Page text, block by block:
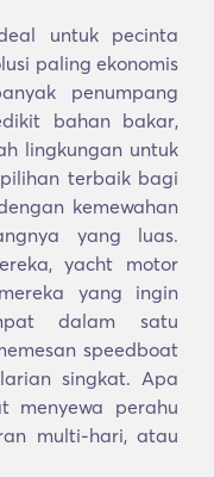
untuk pecinta
paling ekonomis
penumpang
bahan bakar,
lingkungan untuk
terbaik bagi
kemewahan
yang luas.
yacht motor
yang ingin
dalam satu
speedboat
singkat. Apa
menyewa perahu
multi-hari, atau